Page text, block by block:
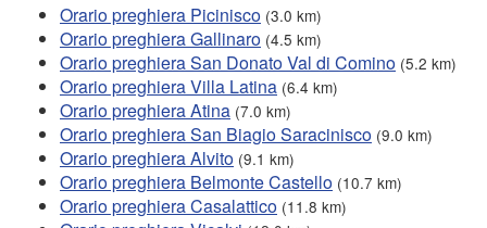
Orario preghiera Picinisco (3.0 km)
Orario preghiera Gallinaro (4.5 km)
Orario preghiera San Donato Val di Comino (5.2 km)
Orario preghiera Villa Latina (6.4 km)
Orario preghiera Atina (7.0 km)
Orario preghiera San Biagio Saracinisco (9.0 km)
Orario preghiera Alvito (9.1 km)
Orario preghiera Belmonte Castello (10.7 km)
Orario preghiera Casalattico (11.8 km)